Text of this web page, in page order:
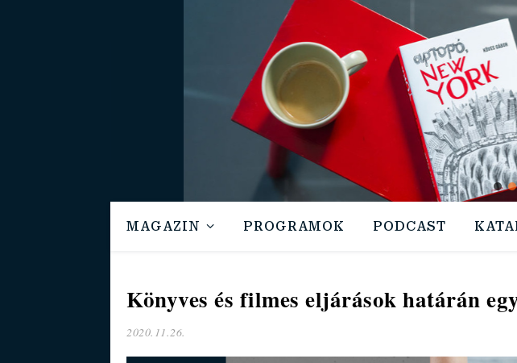
MAGAZIN PROGRAMOK PODCAST
Könyves és filmes eljárások határán
2020.11.26.